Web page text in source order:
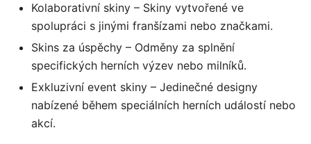
Kolaborativní skiny – Skiny vytvořené ve
spolupráci s jinými franšízami nebo značkami.
Skins za úspěchy – Odměny za splnění
specifických herních výzev nebo milníků.
Exkluzivní event skiny – Jedinečné designy
nabízené během speciálních herních událostí nebo
akcí.